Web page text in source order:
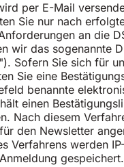
per E-Mail
Sie nur nach
an die
wir das sogenannte
Sofern Sie sich für
Sie eine
benannte
einen
Nach diesem
den Newsletter
Verfahrens werden